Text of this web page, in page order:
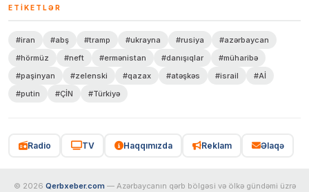
ETIKETLƏR
#iran #abş #tramp #ukrayna #rusiya
#azərbaycan
#hörmüz
#neft #ermənistan #danışıqlar
#müharibə
#paşinyan
#zelenski #qazax #atəşkəs #israil
#Aİ
#putin
#ÇİN #Türkiyə
Radio TV Haqqımızda Reklam Əlaqə
© 2026 Qerbxeber.com — Azərbaycanın qərb bölgəsi və ölkə gündəmi üzrə